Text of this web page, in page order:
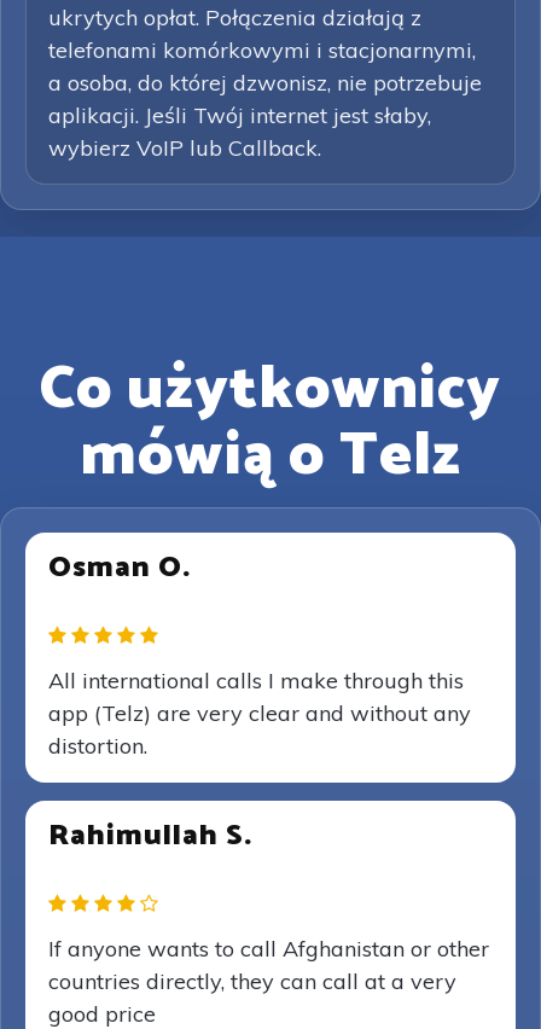
ukrytych opłat. Połączenia działają z
telefonami komórkowymi i stacjonarnymi,
a osoba, do której dzwonisz, nie potrzebuje
aplikacji. Jeśli Twój internet jest słaby,
wybierz VoIP lub Callback.
Co użytkownicy
mówią o Telz
Osman O.
All international calls I make through this
app (Telz) are very clear and without any
distortion.
Rahimullah S.
If anyone wants to call Afghanistan or other
countries directly, they can call at a very
good price